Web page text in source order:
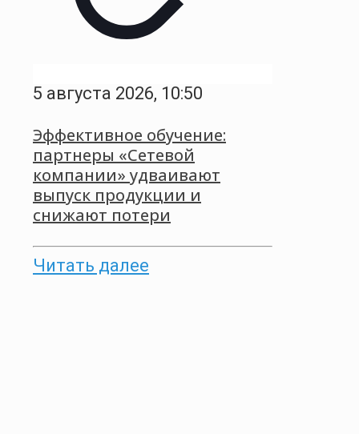
5 августа 2026, 10:50
Эффективное обучение:
партнеры «Сетевой
компании» удваивают
выпуск продукции и
снижают потери
Читать далее